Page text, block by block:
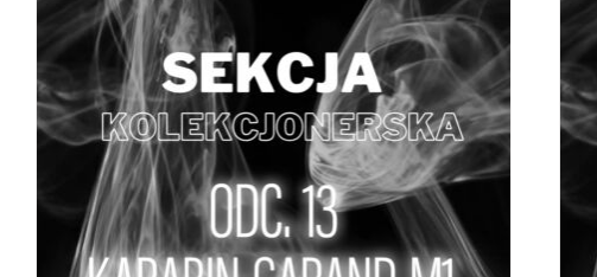
DODAJ DO KOSZYKA SZCZEGÓŁY